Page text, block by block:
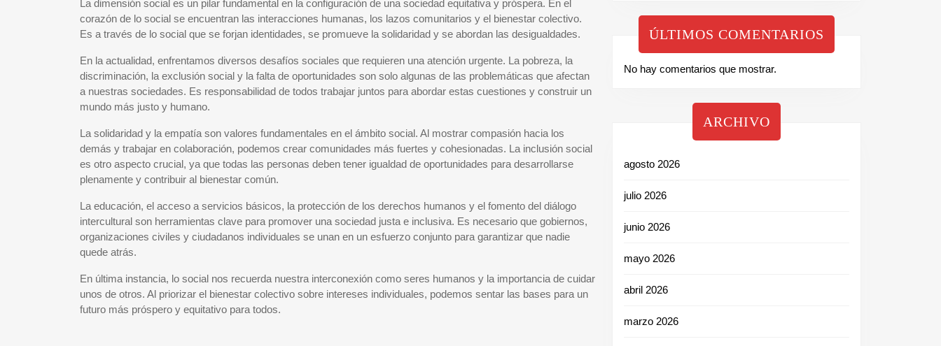
La dimensión social es un pilar fundamental en la configuración de una sociedad equitativa y próspera. En el
corazón de lo social se encuentran las interacciones humanas, los lazos comunitarios y el bienestar colectivo.
Es a través de lo social que se forjan identidades, se promueve la solidaridad y se abordan las desigualdades.
En la actualidad, enfrentamos diversos desafíos sociales que requieren una atención urgente. La pobreza, la
discriminación, la exclusión social y la falta de oportunidades son solo algunas de las problemáticas que afectan
a nuestras sociedades. Es responsabilidad de todos trabajar juntos para abordar estas cuestiones y construir un
mundo más justo y humano.
La solidaridad y la empatía son valores fundamentales en el ámbito social. Al mostrar compasión hacia los
demás y trabajar en colaboración, podemos crear comunidades más fuertes y cohesionadas. La inclusión social
es otro aspecto crucial, ya que todas las personas deben tener igualdad de oportunidades para desarrollarse
plenamente y contribuir al bienestar común.
La educación, el acceso a servicios básicos, la protección de los derechos humanos y el fomento del diálogo
intercultural son herramientas clave para promover una sociedad justa e inclusiva. Es necesario que gobiernos,
organizaciones civiles y ciudadanos individuales se unan en un esfuerzo conjunto para garantizar que nadie
quede atrás.
En última instancia, lo social nos recuerda nuestra interconexión como seres humanos y la importancia de cuidar
unos de otros. Al priorizar el bienestar colectivo sobre intereses individuales, podemos sentar las bases para un
futuro más próspero y equitativo para todos.
ÚLTIMOS COMENTARIOS
No hay comentarios que mostrar.
ARCHIVO
agosto 2026
julio 2026
junio 2026
mayo 2026
abril 2026
marzo 2026